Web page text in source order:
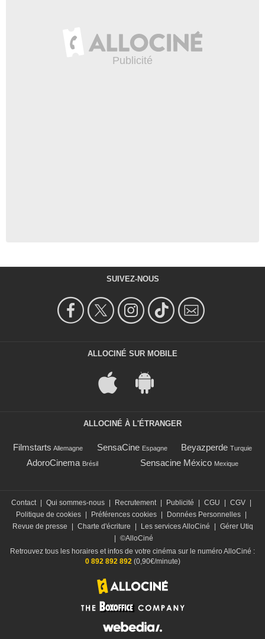
SUIVEZ-NOUS
ALLOCINÉ SUR MOBILE
ALLOCINÉ À L'ÉTRANGER
Filmstarts Allemagne SensaCine Espagne Beyazperde Turquie
AdoroCinema Brésil Sensacine México Mexique
Contact | Qui sommes-nous | Recrutement | Publicité | CGU | CGV |
Politique de cookies | Préférences cookies | Données Personnelles |
Revue de presse
| Charte d'écriture | Les services AlloCiné | Gérer Utiq
| ©AlloCiné
Retrouvez tous les horaires et infos de votre cinéma sur le numéro AlloCiné :
0 892 892 892(0,90€/minute)